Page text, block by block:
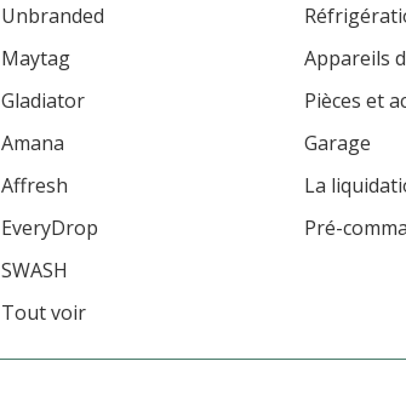
Unbranded
Maytag
Gladiator
Amana
Affresh
EveryDrop
SWASH
Tout voir
Appareils
Pièces et
Garage
La
Pré-